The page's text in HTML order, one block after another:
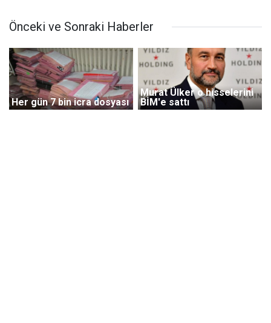
Önceki ve Sonraki Haberler
Her gün 7 bin icra dosyası
Murat Ülker o hisselerini
BİM'e sattı